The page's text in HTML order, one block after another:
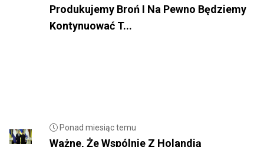
Produkujemy Broń I Na Pewno Będziemy
Kontynuować T...
Ponad miesiąc temu
Ważne, Że Wspólnie Z Holandią